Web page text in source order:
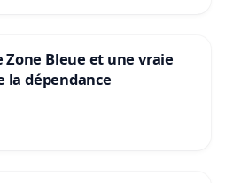
Bleue et une vraie
la dépendance